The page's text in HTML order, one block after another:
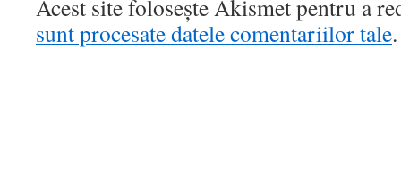
Acest site folosește Akismet pentru a
sunt procesate datele comentariilor tale.